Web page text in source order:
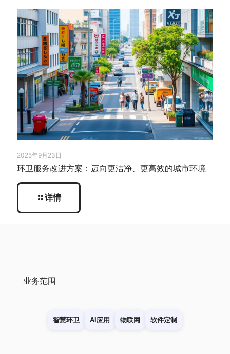
2025年9月23日
环卫服务改进方案：迈向更洁净、更高效的城市环境
详情
业务范围
智慧环卫 AI应用 物联网 软件定制